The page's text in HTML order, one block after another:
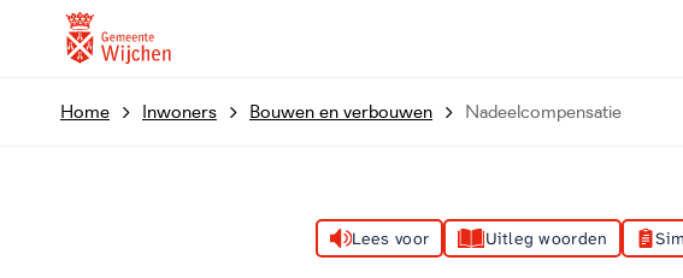
Home Inwoners Bouwen en verbouwen Nadeelcompensatie
Lees voor Uitleg woorden